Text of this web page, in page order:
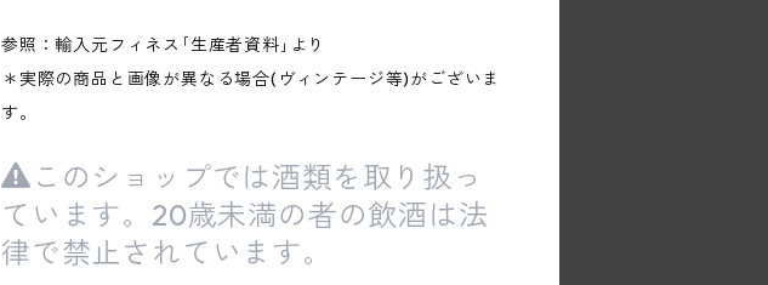
参照：輸入元フィネス｢生産者資料｣より
＊実際の商品と画像が異なる場合(ヴィンテージ等)がございま
す。
このショップでは酒類を取り扱っ
ています。20歳未満の者の飲酒は法
律で禁止されています。